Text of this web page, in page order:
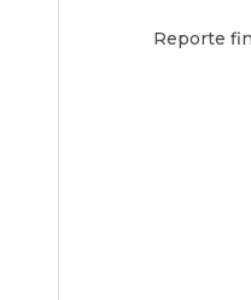
Reporte